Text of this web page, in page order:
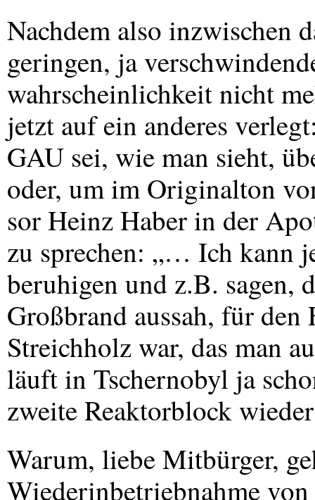
Nachdem also inzwischen
geringen, ja
wahrscheinlichkeit nicht
jetzt auf ein anderes
GAU sei, wie man sieht,
oder, um im Originalton
sor Heinz Haber in der
zu sprechen: „… Ich kann
beruhigen und z.B. sagen,
Großbrand aussah, für den
Streichholz war, das man
läuft in Tschernobyl ja
zweite Reaktorblock
Warum, liebe Mitbürger,
Wiederinbetriebnahme